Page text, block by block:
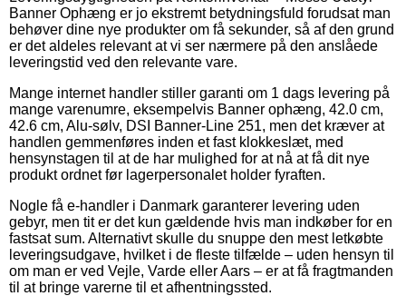
Banner Ophæng er jo ekstremt betydningsfuld forudsat man
behøver dine nye produkter om få sekunder, så af den grund
er det aldeles relevant at vi ser nærmere på den anslåede
leveringstid ved den relevante vare.
Mange internet handler stiller garanti om 1 dags levering på
mange varenumre, eksempelvis Banner ophæng, 42.0 cm,
42.6 cm, Alu-sølv, DSI Banner-Line 251, men det kræver at
handlen gemmenføres inden et fast klokkeslæt, med
hensynstagen til at de har mulighed for at nå at få dit nye
produkt ordnet før lagerpersonalet holder fyraften.
Nogle få e-handler i Danmark garanterer levering uden
gebyr, men tit er det kun gældende hvis man indkøber for en
fastsat sum. Alternativt skulle du snuppe den mest letkøbte
leveringsudgave, hvilket i de fleste tilfælde – uden hensyn til
om man er ved Vejle, Varde eller Aars – er at få fragtmanden
til at bringe varerne til et afhentningssted.